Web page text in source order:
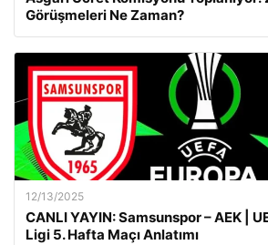
Görüşmeleri Ne Zaman?
12/13/2025
CANLI YAYIN: Samsunspor – AEK |
Ligi 5. Hafta Maçı Anlatımı